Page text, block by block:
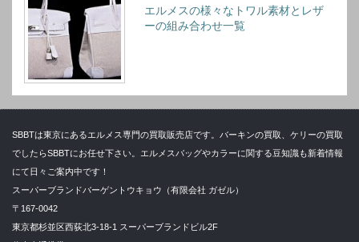
エルメスの様々なトワル素材とレザ
ーの組み合わせ一覧
SBBTは東京にあるエルメス専門の買取販売店です。バーキンの買取、ケリーの買取
でしたらSBBTにお任せ下さい。エルメスバッグやカラーに関する豆知識も新着情報
にて日々ご案内中です！
スーパーブランドバーゲントウキョウ（有限会社 ガゼル）
〒167-0042
東京都杉並区西荻北3-18-1 スーパーブランドビル2F